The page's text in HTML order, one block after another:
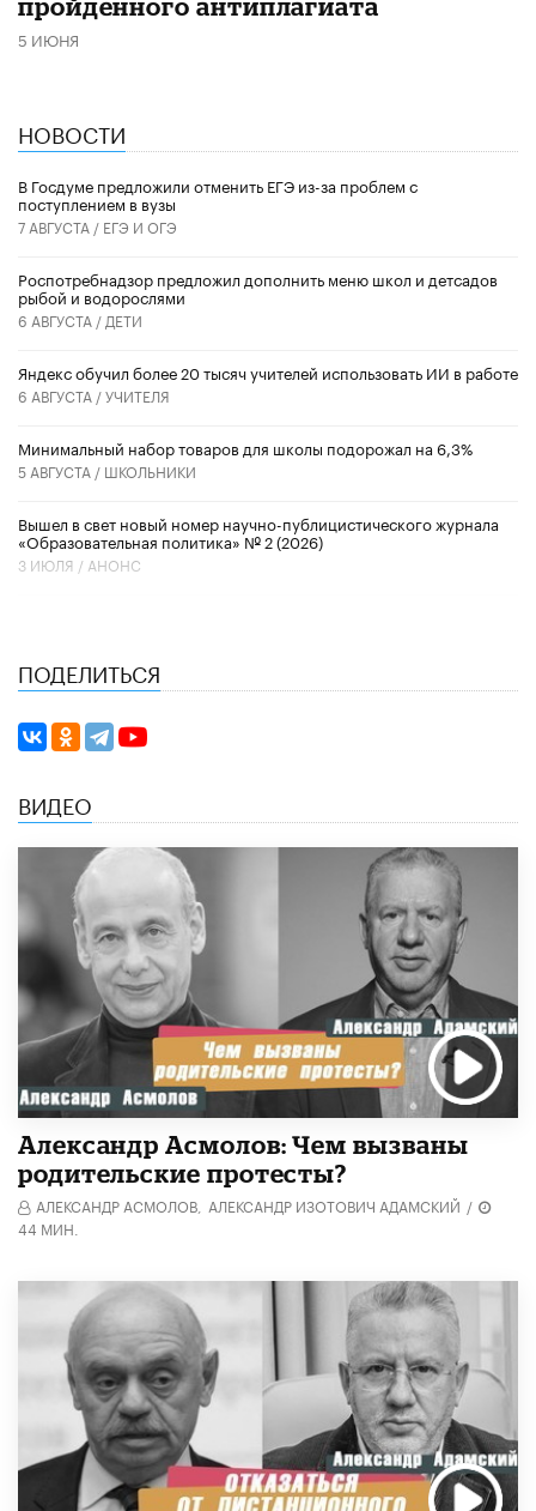
пройденного антиплагиата
5 ИЮНЯ
НОВОСТИ
В Госдуме предложили отменить ЕГЭ из-за проблем с
поступлением в вузы
7 АВГУСТА / ЕГЭ И ОГЭ
Роспотребнадзор предложил дополнить меню школ и детсадов
рыбой и водорослями
6 АВГУСТА / ДЕТИ
​Яндекс обучил более 20 тысяч учителей использовать ИИ в работе
6 АВГУСТА /УЧИТЕЛЯ
Минимальный набор товаров для школы подорожал на 6,3%
5 АВГУСТА / ШКОЛЬНИКИ
Вышел в свет новый номер научно-публицистического журнала
«Образовательная политика» № 2 (2026)
3 ИЮЛЯ / АНОНС
ПОДЕЛИТЬСЯ
ВИДЕО
Александр Асмолов: Чем вызваны
родительские протесты?
АЛЕКСАНДР АСМОЛОВ, АЛЕКСАНДР ИЗОТОВИЧ АДАМСКИЙ /
44 МИН.